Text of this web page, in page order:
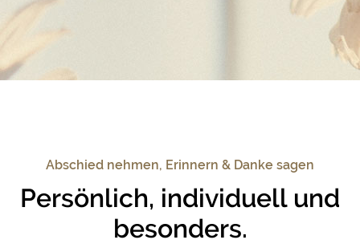
Abschied nehmen, Erinnern & Danke sagen
Persönlich, individuell und
besonders.